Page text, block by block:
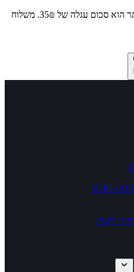
לקהל לקוחותינו, מינימום הזמנה באתר הוא סכום עגלה של 35₪. משלוח
ורקמה